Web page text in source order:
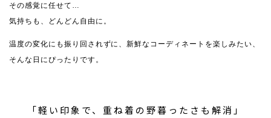
その感覚に任せて…
気持ちも、どんどん自由に。
温度の変化にも振り回されずに、新鮮なコーディネートを楽しみたい、
そんな日にぴったりです。
「軽い印象で、重ね着の野暮ったさも解消」